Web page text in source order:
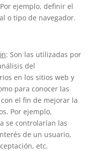
ejemplo, definir el
o tipo de navegador.
: Son las utilizadas por
del
en los sitios web y
para conocer las
el fin de mejorar la
Por ejemplo,
se controlarían las
de un usuario,
etc.